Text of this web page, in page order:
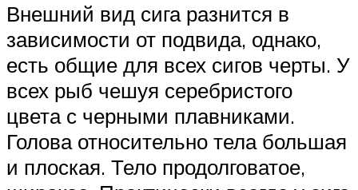
Внешний вид сига разнится в
зависимости от подвида, однако,
есть общие для всех сигов черты. У
всех рыб чешуя серебристого
цвета с черными плавниками.
Голова относительно тела большая
и плоская. Тело продолговатое,